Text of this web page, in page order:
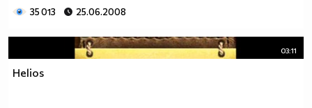
35 013 25.06.2008
03:11
Helios